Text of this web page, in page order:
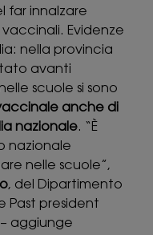
far innalzare
Evidenze
nella provincia
avanti
scuole si sono
anche di
nazionale. “È
nazionale
nelle scuole”,
, del Dipartimento
Past president
– aggiunge